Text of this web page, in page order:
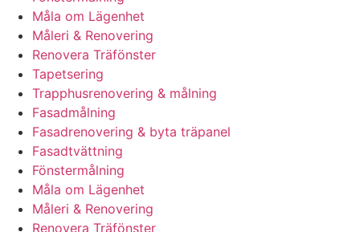
Måla om Lägenhet
Måleri & Renovering
Renovera Träfönster
Tapetsering
Trapphusrenovering & målning
Fasadmålning
Fasadrenovering & byta träpanel
Fasadtvättning
Fönstermålning
Måla om Lägenhet
Måleri & Renovering
Renovera Träfönster